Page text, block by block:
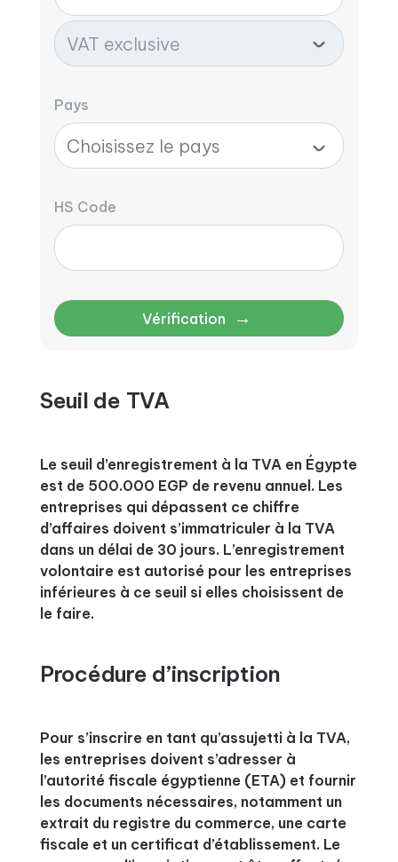
Pays
HS Code
Vérification →
Seuil de TVA
Le seuil d’enregistrement à la TVA en Égypte
est de 500.000 EGP de revenu annuel. Les
entreprises qui dépassent ce chiffre
d’affaires doivent s’immatriculer à la TVA
dans un délai de 30 jours. L’enregistrement
volontaire est autorisé pour les entreprises
inférieures à ce seuil si elles choisissent de
le faire.
Procédure d’inscription
Pour s’inscrire en tant qu’assujetti à la TVA,
les entreprises doivent s’adresser à
l’autorité fiscale égyptienne (ETA) et fournir
les documents nécessaires, notamment un
extrait du registre du commerce, une carte
fiscale et un certificat d’établissement. Le